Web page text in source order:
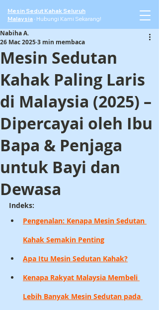
Mesin Sedut Kahak Seluruh
Malaysia · Hubungi Kami Sekarang!
Mesin Sedutan
Kahak Paling Laris
di Malaysia (2025) –
Dipercayai oleh Ibu
Bapa & Penjaga
untuk Bayi dan
Dewasa
Nabiha A.
26 Mac 20253 min membaca
Indeks:
Pengenalan: Kenapa Mesin Sedutan
Kahak Semakin Penting
Apa Itu Mesin Sedutan Kahak?
Kenapa Rakyat Malaysia Membeli
Lebih Banyak Mesin Sedutan pada